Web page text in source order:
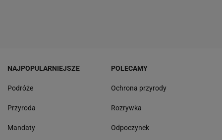
NAJPOPULARNIEJSZE
Podróże
Przyroda
Mandaty
POLECAMY
Ochrona przyrody
Rozrywka
Odpoczynek